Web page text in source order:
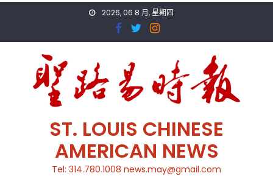
2026, 06 8 月, 星期四
ST. LOUIS CHINESE
AMERICAN NEWS
Tel: 314.780.1008 news.may@gmail.com